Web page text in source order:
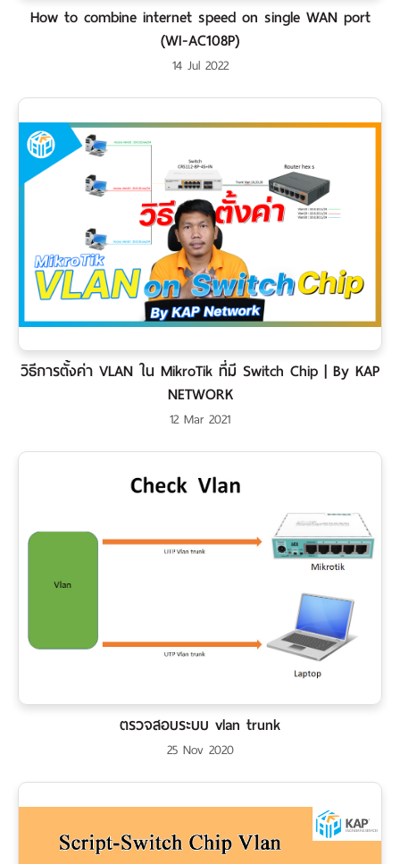
How to combine internet speed on single WAN port
(WI-AC108P)
14 Jul 2022
วิธีการตั้งค่า VLAN ใน MikroTik ที่มี Switch Chip | By KAP
NETWORK
12 Mar 2021
ตรวจสอบระบบ vlan trunk
25 Nov 2020